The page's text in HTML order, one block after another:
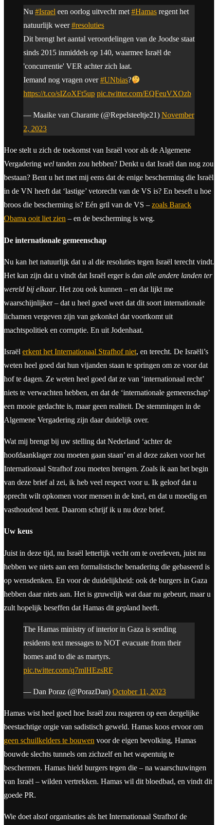
Nu #Israel een oorlog uitvecht met#Hamas regent het
natuurlijk weer#resoluties
Dit brengt het aantal veroordelingen van de Joodse staat
sinds 2015 inmiddels op 140, waarmee Israël de
'concurrentie' VER achter zich laat.
Iemand nog vragen over#UNbias?
https://t.co/sIZoXFt5up pic.twitter.com/EQFeuVXOzb
— Maaike van Charante (@Repelsteeltje21) November
2, 2023
Hoe stelt u zich de toekomst van Israël voor als de Algemene
Vergadering wel tanden zou hebben? Denkt u dat Israël dan nog zou
bestaan? Bent u het met mij eens dat de enige bescherming die Israël
in de VN heeft dat ‘lastige’ vetorecht van de VS is? En beseft u hoe
broos die bescherming is? Eén gril van de VS – zoals Barack
Obama ooit liet zien – en de bescherming is weg.
De internationale gemeenschap
Nu kan het natuurlijk dat u al die resoluties tegen Israël terecht vindt.
Het kan zijn dat u vindt dat Israël erger is dan alle andere landen ter
wereld bij elkaar. Het zou ook kunnen – en dat lijkt me
waarschijnlijker – dat u heel goed weet dat dit soort internationale
lichamen vergeven zijn van gekonkel dat voortkomt uit
machtspolitiek en corruptie. En uit Jodenhaat.
Israël erkent het Internationaal Strafhof niet, en terecht. De Israëli’s
weten heel goed dat hun vijanden staan te springen om ze voor dat
hof te dagen. Ze weten heel goed dat ze van ‘internationaal recht’
niets te verwachten hebben, en dat de ‘internationale gemeenschap’
een mooie gedachte is, maar geen realiteit. De stemmingen in de
Algemene Vergadering zijn daar duidelijk over.
Wat mij brengt bij uw stelling dat Nederland ‘achter de
hoofdaanklager zou moeten gaan staan’ en al deze zaken voor het
Internationaal Strafhof zou moeten brengen. Zoals ik aan het begin
van deze brief al zei, ik heb veel respect voor u. Ik geloof dat u
oprecht wilt opkomen voor mensen in de knel, en dat u moedig en
vasthoudend bent. Daarom schrijf ik u nu deze brief.
Uw keus
Juist in deze tijd, nu Israël letterlijk vecht om te overleven, juist nu
hebben we niets aan een formalistische benadering die gebaseerd is
op wensdenken. En voor de duidelijkheid: ook de burgers in Gaza
hebben daar niets aan. Het is gruwelijk wat daar nu gebeurt, maar u
zult hopelijk beseffen dat Hamas dit gepland heeft.
The Hamas ministry of interior in Gaza is sending
residents text messages to NOT evacuate from their
homes and to die as martyrs.
pic.twitter.com/q7mlHEzsRF
— Dan Poraz (@PorazDan) October 11, 2023
Hamas wist heel goed hoe Israël zou reageren op een dergelijke
beestachtige orgie van sadistisch geweld. Hamas koos ervoor om
geen schuilkelders te bouwen voor de eigen bevolking, Hamas
bouwde slechts tunnels om zichzelf en het wapentuig te
beschermen. Hamas hield burgers tegen die – na waarschuwingen
van Israël – wilden vertrekken. Hamas wil dit bloedbad, en vindt dit
goede PR.
Wie doet alsof organisaties als het Internationaal Strafhof de